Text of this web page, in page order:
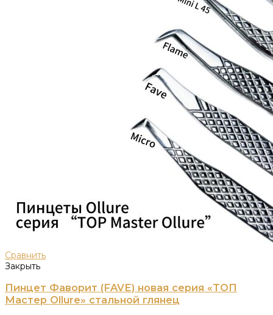
Сравнить
Закрыть
Пинцет Фаворит (FAVE) новая серия «ТОП
Мастер Ollure» стальной глянец